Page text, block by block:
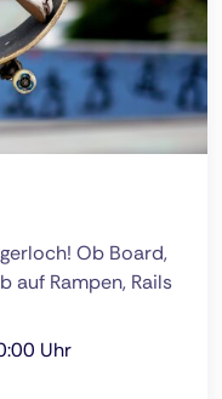
Ob Board,
auf Rampen, Rails
Uhr